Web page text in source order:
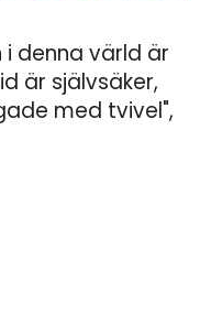
i denna värld är
är självsäker,
med tvivel",